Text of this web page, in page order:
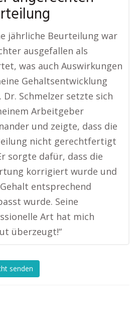
jährliche Beurteilung war
ausgefallen als
was auch Auswirkungen
Gehaltsentwicklung
Dr. Schmelzer setzte sich
Arbeitgeber
und zeigte, dass die
nicht gerechtfertigt
sorgte dafür, dass die
korrigiert wurde und
entsprechend
wurde. Seine
Art hat mich
überzeugt!“
senden